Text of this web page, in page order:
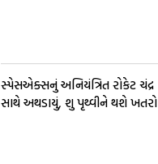
સ્પેસએક્સનું અનિયંત્રિત રોકેટ ચંદ્ર
સાથે અથડાયું, શુ પૃથ્વીને થશે ખતરો